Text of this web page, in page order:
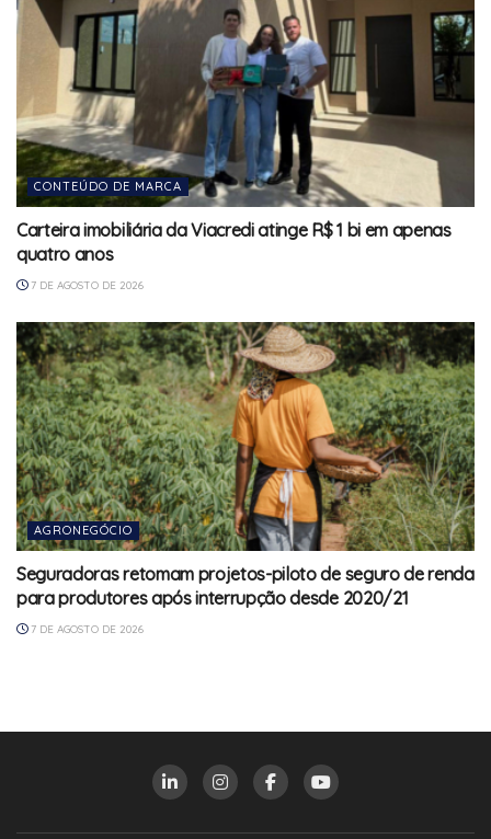
CONTEÚDO DE MARCA
Carteira imobiliária da Viacredi atinge R$ 1 bi em apenas
quatro anos
7 DE AGOSTO DE 2026
AGRONEGÓCIO
Seguradoras retomam projetos-piloto de seguro de renda
para produtores após interrupção desde 2020/21
7 DE AGOSTO DE 2026